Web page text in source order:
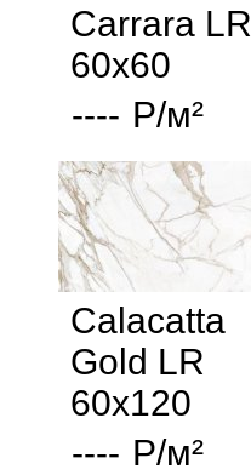
Carrara LR
60x60
---- Р/м²
Calacatta
Gold LR
60x120
---- Р/м²